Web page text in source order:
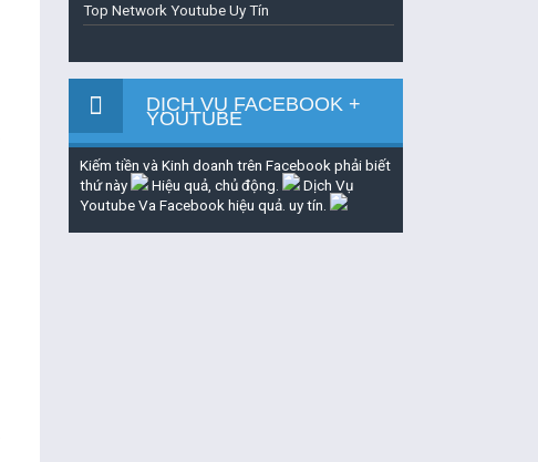
Top Network Youtube Uy Tín
DỊCH VỤ FACEBOOK +
YOUTUBE
Kiếm tiền và Kinh doanh trên Facebook phải biết
thứ này
Hiệu quả, chủ động.
Dịch Vụ
Youtube Va Facebook hiệu quả. uy tín.